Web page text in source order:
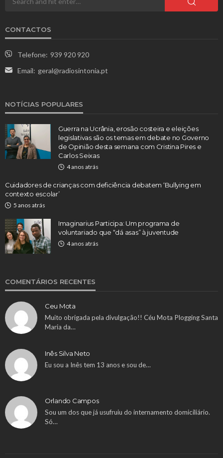
CONTACTOS
Telefone: 939 920 920
Email: geral@radiosintonia.pt
NOTÍCIAS POPULARES
Guerra na Ucrânia, erosão costeira e eleições
legislativas são os temas em debate no Governo
de Opinião desta semana com Cristina Pires e
Carlos Seixas
4 anos atrás
Cuidadores de crianças com deficiência debatem ‘Bullying em
contexto escolar’
5 anos atrás
Imaginarius Participa: Um programa de
voluntariado que “dá asas” à juventude
4 anos atrás
COMENTÁRIOS RECENTES
Ceu Mota
Muito obrigada pela divulgação!! Céu Mota Plogging Santa
Maria da…
Inês Silva Neto
Eu sou a Inês tem 13 anos e sou de…
Orlando Campos
Sou um dos que já usufruiu do internamento domiciliário.
Só…